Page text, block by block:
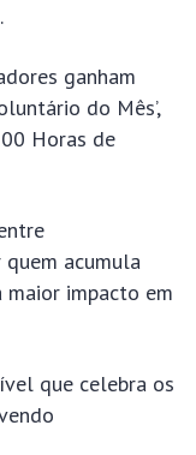
ganham
do Mês’,
Horas de
acumula
impacto em
que celebra os